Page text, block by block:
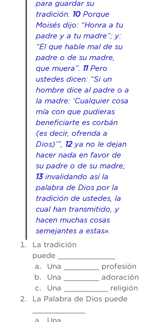
para guardar su
tradición. 10 Porque
Moisés dijo: “Honra a tu
padre y a tu madre”; y:
“El que hable mal de su
padre o de su madre,
que muera”. 11 Pero
ustedes dicen: “Si un
hombre dice al padre o a
la madre: ‘Cualquier cosa
mía con que pudieras
beneficiarte es corbán
(es decir, ofrenda a
Dios)’”, 12 ya no le dejan
hacer nada en favor de
su padre o de su madre;
13 invalidando así la
palabra de Dios por la
tradición de ustedes, la
cual han transmitido, y
hacen muchas cosas
semejantes a estas».
La tradición
puede _____________
Una ________ profesión
Una ________ adoración
Una __________ religión
La Palabra de Dios puede